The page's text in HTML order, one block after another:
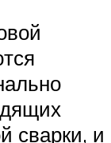
сварки, и